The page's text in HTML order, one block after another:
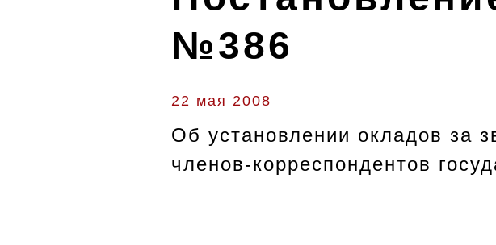
№386
22 мая 2008
Об установлении окладов за
членов-корреспондентов